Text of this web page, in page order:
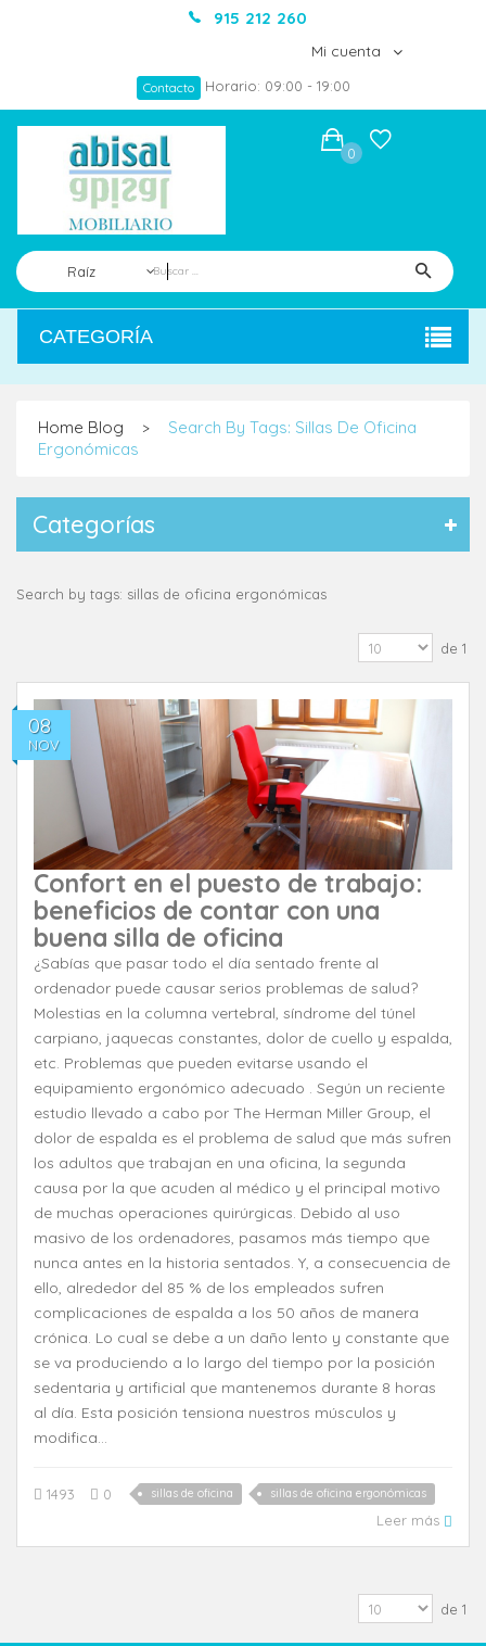
915 212 260
Mi cuenta
Contacto Horario: 09:00 - 19:00
Raíz
0
CATEGORÍA
Home Blog >
Search By Tags: Sillas De Oficina
Ergonómicas
Categorías
Search by tags: sillas de oficina ergonómicas
de 1
08
NOV
Confort en el puesto de trabajo:
beneficios de contar con una
buena silla de oficina
¿Sabías que pasar todo el día sentado frente al
ordenador puede causar serios problemas de salud?
Molestias en la columna vertebral, síndrome del túnel
carpiano, jaquecas constantes, dolor de cuello y espalda,
etc. Problemas que pueden evitarse usando el
equipamiento ergonómico adecuado . Según un reciente
estudio llevado a cabo por The Herman Miller Group, el
dolor de espalda es el problema de salud que más sufren
los adultos que trabajan en una oficina, la segunda
causa por la que acuden al médico y el principal motivo
de muchas operaciones quirúrgicas. Debido al uso
masivo de los ordenadores, pasamos más tiempo que
nunca antes en la historia sentados. Y, a consecuencia de
ello, alrededor del 85 % de los empleados sufren
complicaciones de espalda a los 50 años de manera
crónica. Lo cual se debe a un daño lento y constante que
se va produciendo a lo largo del tiempo por la posición
sedentaria y artificial que mantenemos durante 8 horas
al día. Esta posición tensiona nuestros músculos y
modifica...
1493 0 sillas de oficina sillas de oficina ergonómicas
Leer más
de 1